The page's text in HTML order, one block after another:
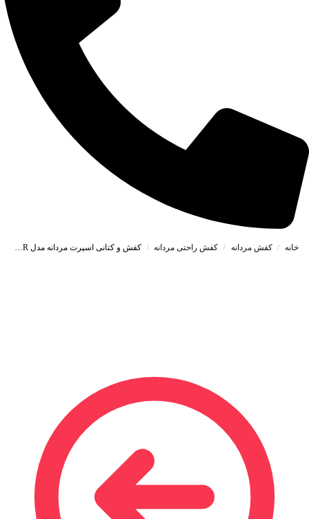
خانه / کفش مردانه / کفش راحتی مردانه / کفش و کتانی اسپرت مردانه مدل PULL&BEAR پول اند بیر رنگ مشکی کد 41290